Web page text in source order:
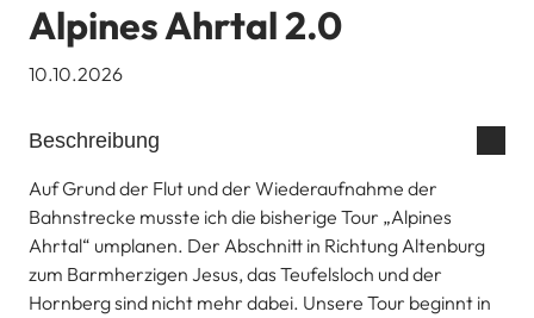
Alpines Ahrtal 2.0
10.10.2026
Beschreibung
Auf Grund der Flut und der Wiederaufnahme der
Bahnstrecke musste ich die bisherige Tour „Alpines
Ahrtal“ umplanen. Der Abschnitt in Richtung Altenburg
zum Barmherzigen Jesus, das Teufelsloch und der
Hornberg sind nicht mehr dabei. Unsere Tour beginnt in